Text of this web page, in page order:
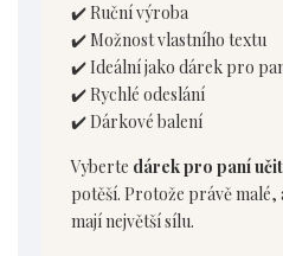
✔️ Ruční výroba
✔️ Možnost vlastního textu
✔️ Ideální jako dárek pro
✔️ Rychlé odeslání
✔️ Dárkové balení
Vyberte dárek pro paní
potěší. Protože právě
mají největší sílu.